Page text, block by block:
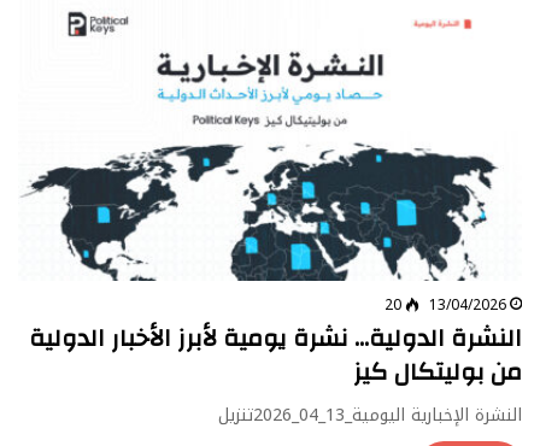
13/04/2026
20
النشرة الدولية… نشرة يومية لأبرز الأخبار الدولية
من بوليتكال كيز
النشرة الإخبارية اليومية_13_04_2026تنزيل